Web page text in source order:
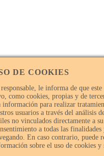
DE COOKIES
le informa de que este
como cookies, propias y de
información para realizar
usuarios a través del análisis
no vinculados directamente a
a todas las
En caso contrario, puede
sobre el uso de cookies y